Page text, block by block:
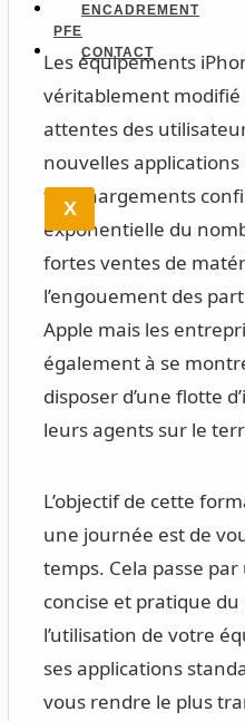
ENCADREMENT
PFE
CONTACT
X
Les équipements
véritablement
attentes des
nouvelles
téléchargements
exponentielle du
fortes ventes de
l’engouement des
Apple mais les
également à se
disposer d’une flotte
leurs agents sur le
L’objectif de cette
une journée est de
temps. Cela passe
concise et pratique
l’utilisation de votre
ses applications
vous rendre le plus